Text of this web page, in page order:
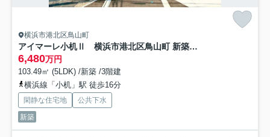
横浜市港北区鳥山町
アイマーレ小机Ⅱ 横浜市港北区鳥山町 新築戸建第1期
6,480万円
103.49㎡ (5LDK) /新築 /3階建
横浜線「小机」駅 徒歩16分
閑静な住宅地
公共下水
新築